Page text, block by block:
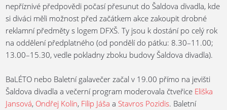
nepříznivé předpovědi počasí přesunut do Šaldova divadla, kde
si diváci měli možnost před začátkem akce zakoupit drobné
reklamní předměty s logem DFXŠ. Ty jsou k dostání po celý rok
na oddělení předplatného (od pondělí do pátku: 8.30–11.00;
13.00–15.30, vedle pokladny zboku budovy Šaldova divadla).
BaLÉTO nebo Baletní galavečer začal v 19.00 přímo na jevišti
Šaldova divadla a večerní program moderovala čtveřice Eliška
Jansová, Ondřej Kolín, Filip Jáša aStavros Pozidis. Baletní